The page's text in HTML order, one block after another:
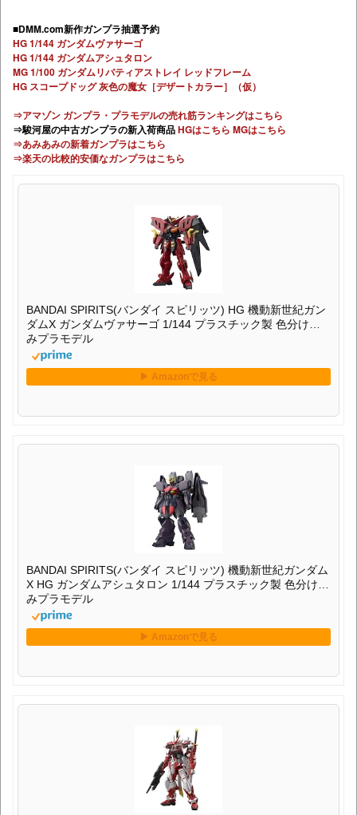
■DMM.com新作ガンプラ抽選予約
HG 1/144 ガンダムヴァサーゴ
HG 1/144 ガンダムアシュタロン
MG 1/100 ガンダムリバティアストレイ レッドフレーム
HG スコープドッグ 灰色の魔女［デザートカラー］（仮）
⇒アマゾン ガンプラ・プラモデルの売れ筋ランキングはこちら
⇒駿河屋の中古ガンプラの新入荷商品HGはこちら MGはこちら
⇒あみあみの新着ガンプラはこちら
⇒楽天の比較的安価なガンプラはこちら
BANDAI SPIRITS(バンダイ スピリッツ) HG 機動新世紀ガン
ダムX ガンダムヴァサーゴ 1/144 プラスチック製 色分け済
みプラモデル
BANDAI SPIRITS(バンダイ スピリッツ) 機動新世紀ガンダム
X HG ガンダムアシュタロン 1/144 プラスチック製 色分け済
みプラモデル